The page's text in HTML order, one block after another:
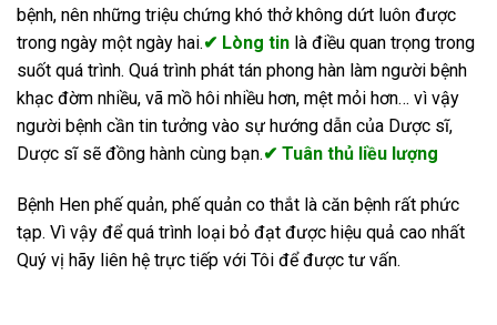
bệnh, nên những triệu chứng khó thở không dứt luôn được
trong ngày một ngày hai.✔ Lòng tin là điều quan trọng trong
suốt quá trình. Quá trình phát tán phong hàn làm người bệnh
khạc đờm nhiều, vã mồ hôi nhiều hơn, mệt mỏi hơn… vì vậy
người bệnh cần tin tưởng vào sự hướng dẫn của Dược sĩ,
Dược sĩ sẽ đồng hành cùng bạn.✔ Tuân thủ liều lượng
Bệnh Hen phế quản, phế quản co thắt là căn bệnh rất phức
tạp. Vì vậy để quá trình loại bỏ đạt được hiệu quả cao nhất
Quý vị hãy liên hệ trực tiếp với Tôi để được tư vấn.